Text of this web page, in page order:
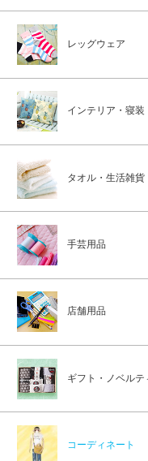
レッグウェア
インテリア・寝装
タオル・生活雑貨
手芸用品
店舗用品
ギフト・ノベルテ
コーディネート